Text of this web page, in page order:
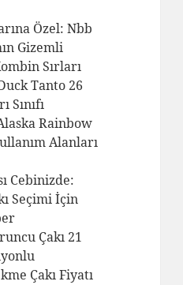
Özel: Nbb
Gizemli
Sırları
Tanto 26
Sınıfı
Rainbow
Alanları
Cebinizde:
Seçimi İçin
Çakı 21
Çakı Fiyatı